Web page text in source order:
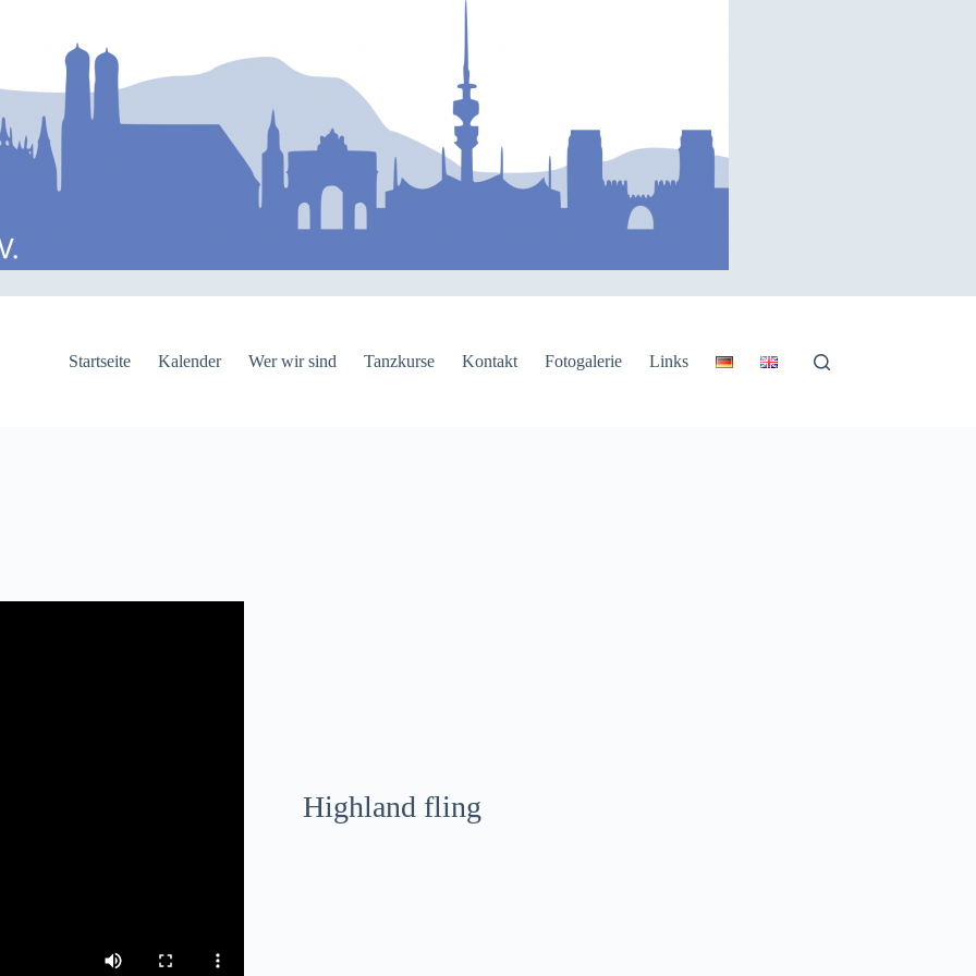
Startseite Kalender Wer wir sind Tanzkurse Kontakt Fotogalerie Links
Highland fling